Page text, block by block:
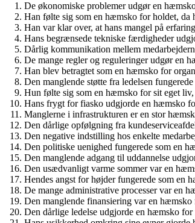
De økonomiske problemer udgør en
Han følte sig som en hæmsko for holdet,
Han var klar over, at hans mangel på
Hans begrænsede tekniske færdigheder
Dårlig kommunikation mellem
De mange regler og reguleringer udgør en
Han blev betragtet som en hæmsko for
Den manglende støtte fra ledelsen
Hun følte sig som en hæmsko for sit eget
Hans frygt for fiasko udgjorde en hæmsko
Manglerne i infrastrukturen er en stor
Den dårlige opfølgning fra
Den negative indstilling hos enkelte
Den politiske uenighed fungerede som en
Den manglende adgang til uddannelse
Den usædvanligt varme sommer var en
Hendes angst for højder fungerede som en
De mange administrative processer var en
Den manglende finansiering var en
Den dårlige ledelse udgjorde en hæmsko for